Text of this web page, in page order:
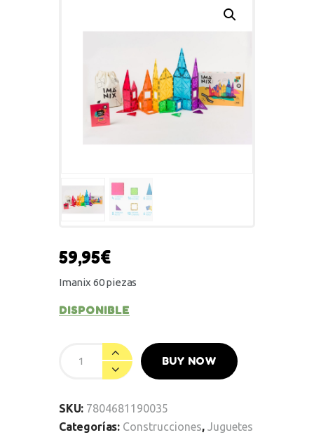
59,95€
Imanix 60 piezas
DISPONIBLE
BUY NOW
SKU: 7804681190035
Categorías: Construcciones, Juguetes